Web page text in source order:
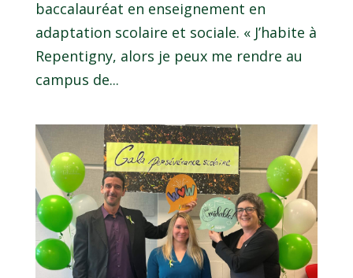
baccalauréat en enseignement en
adaptation scolaire et sociale. « J’habite à
Repentigny, alors je peux me rendre au
campus de...